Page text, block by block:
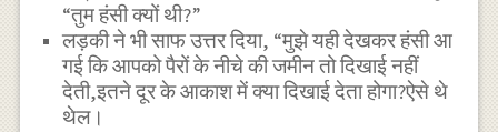
“तुम हंसी क्यों थी?”
लड़की ने भी साफ उत्तर दिया, “मुझे यही देखकर हंसी आ
गई कि आपको पैरों के नीचे की जमीन तो दिखाई नहीं
देती,इतने दूर के आकाश में क्या दिखाई देता होगा?ऐसे थे
थेल।